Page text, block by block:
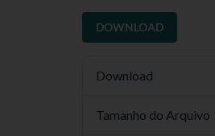
DOWNLOAD
Download
Tamanho do Arquivo